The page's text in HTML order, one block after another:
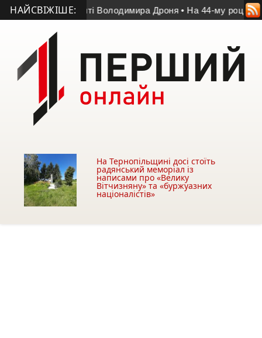
НАЙСВІЖІШЕ:
матчі пам’яті Володимира Дроня • На 44-му році життя
На Тернопільщині досі стоїть
радянський меморіал із
написами про «Велику
Вітчизняну» та «буржуазних
націоналістів»